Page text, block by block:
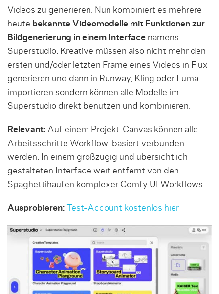
Videos zu generieren. Nun kombiniert es mehrere
heute bekannte Videomodelle mit Funktionen zur
Bildgenerierung in einem Interface namens
Superstudio. Kreative müssen also nicht mehr den
ersten und/oder letzten Frame eines Videos in Flux
generieren und dann in Runway, Kling oder Luma
importieren sondern können alle Modelle im
Superstudio direkt benutzen und kombinieren.
Relevant: Auf einem Projekt-Canvas können alle
Arbeitsschritte Workflow-basiert verbunden
werden. In einem großzügig und übersichtlich
gestalteten Interface weit entfernt von den
Spaghettihaufen komplexer Comfy UI Workflows.
Ausprobieren: Test-Account kostenlos hier